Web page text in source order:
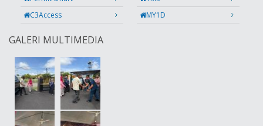
C3Access
MY1D
GALERI MULTIMEDIA